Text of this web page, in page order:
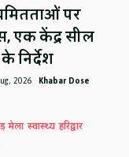
पर
एक केंद्र सील
निर्देश
2026 Khabar Dose
मेला स्वास्थ्य हरिद्वार